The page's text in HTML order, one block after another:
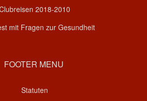
2018-2010
mit Fragen zur Gesundheit
FOOTER MENU
Statuten